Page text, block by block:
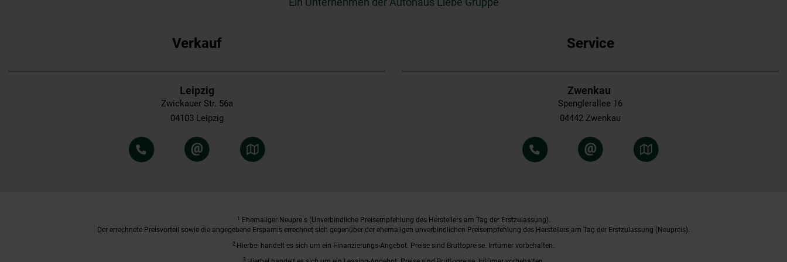
Verkauf
Leipzig
Zwickauer Str. 56a
04103 Leipzig
Service
Zwenkau
Spenglerallee 16
04442 Zwenkau
1
Ehemaliger Neupreis (Unverbindliche Preisempfehlung des Herstellers am Tag der Erstzulassung).
Der errechnete Preisvorteil sowie die angegebene Ersparnis errechnet sich gegenüber der ehemaligen unverbindlichen Preisempfehlung des Herstellers am Tag der Erstzulassung (Neupreis).
2 Hierbei handelt es sich um ein Finanzierungs-Angebot. Preise sind Bruttopreise. Irrtümer vorbehalten.
3